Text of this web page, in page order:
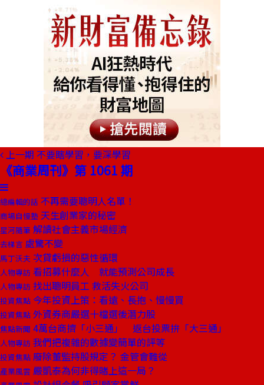
上一期 不要瞎學習，要深學習
《商業周刊》第 1061 期
總編輯的話 不再需要聰明人名單！
商場自慢塾 天生創業家的秘密
星河隨筆 解讀社會主義市場經濟
去梯言 處驚不變
馬丁沃夫 次貸虧損的惡性循環
人物專訪 看招募什麼人 就能預測公司成長
人物專訪 找出聰明員工 救活失火公司
投資焦點 今年投資上策：看遠、長抱、慢慢買
投資焦點 外資券商嚴選十檔選後潛力股
焦點新聞 4萬台商擠「小三通」 返台投票拚「大三通」
人物專訪 我們把複雜的數據變簡單的評等
投資焦點 廢除董監持股規定？ 金管會難從
產業風雲 嚴凱泰為何非得賭上這一局？